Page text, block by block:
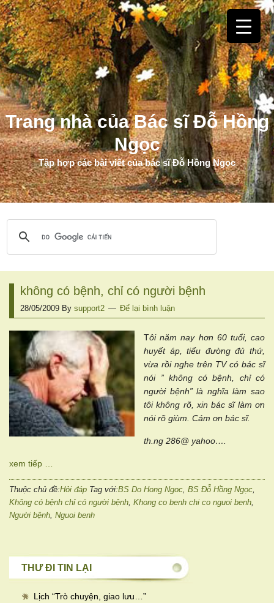
Trang nhà của Bác sĩ Đỗ Hồng
Ngọc
Tập hợp các bài viết của bác sĩ Đỗ Hồng Ngọc
không có bệnh, chỉ có người bệnh
28/05/2009 By support2 Để lại bình luận
Tôi năm nay hơn 60 tuổi, cao
huyết áp, tiểu đường đủ thứ,
vừa rồi nghe trên TV có bác sĩ
nói ” không có bệnh, chỉ có
người bệnh” là nghĩa làm sao
tôi không rõ, xin bác sĩ làm ơn
nói rõ giùm. Cám ơn bác sĩ.
th.ng 286@ yahoo….
xem tiếp …
Thuộc chủ đề:Hỏi đáp Tag với:BS Do Hong Ngoc, BS Đỗ Hồng Ngọc,
Không có bệnh chỉ có người bệnh, Khong co benh chi co nguoi benh,
Người bệnh, Nguoi benh
THƯ ĐI TIN LẠI
Lịch “Trò chuyện, giao lưu… ”